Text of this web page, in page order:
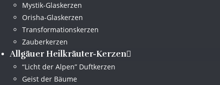
Mystik-Glaskerzen
Orisha-Glaskerzen
Transformationskerzen
Zauberkerzen
Allgäuer Heilkräuter-Kerzen
“Licht der Alpen” Duftkerzen
Geist der Bäume